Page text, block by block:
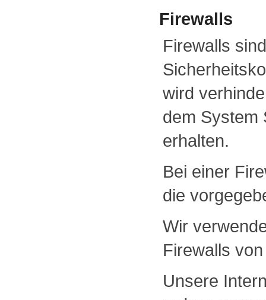
Firewalls
Firewalls
wird
dem System
erhalten.
Bei einer
die
Wir
Firewalls
Unsere